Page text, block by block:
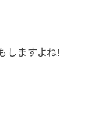
しますよね!